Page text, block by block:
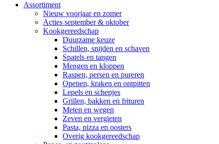
Assortiment
Nieuw voorjaar en zomer
Acties september & oktober
Kookgereedschap
Duurzame keuze
Schillen, snijden en schaven
Spatels en tangen
Mengen en kloppen
Raspen, persen en pureren
Openen, kraken en ontpitten
Lepels en schepjes
Grillen, bakken en frituren
Meten en wegen
Zeven en vergieten
Pasta, pizza en oosters
Overig kookgereedschap